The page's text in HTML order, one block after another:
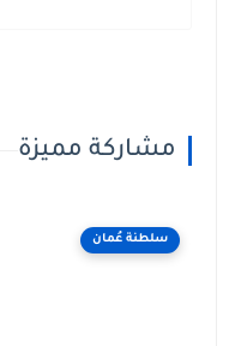
مشاركة مميزة
سلطنة عُمان